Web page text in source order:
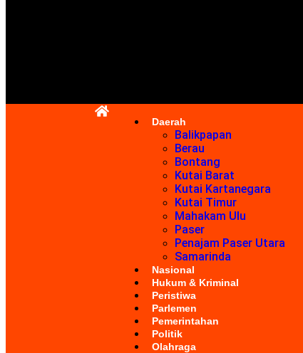
Daerah
Balikpapan
Berau
Bontang
Kutai Barat
Kutai Kartanegara
Kutai Timur
Mahakam Ulu
Paser
Penajam Paser Utara
Samarinda
Nasional
Hukum & Kriminal
Peristiwa
Parlemen
Pemerintahan
Politik
Olahraga